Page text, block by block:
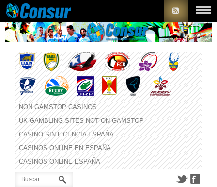
NON GAMSTOP CASINOS
UK GAMBLING SITES NOT ON GAMSTOP
CASINO SIN LICENCIA ESPAÑA
CASINOS ONLINE EN ESPAÑA
CASINOS ONLINE ESPAÑA